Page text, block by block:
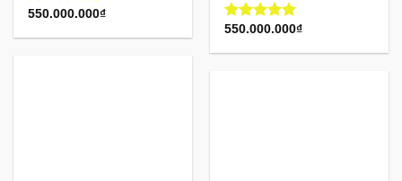
Rated5.00
550.000.000₫
Rated5.00
550.000.000₫